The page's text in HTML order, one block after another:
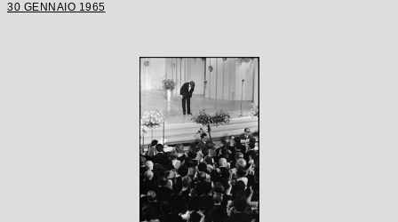
30 GENNAIO 1965